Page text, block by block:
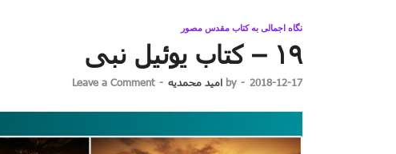
نگاه اجمالی به کتاب مقدس مصور
۱۹ – کتاب یوئیل نبی
2018-12-17
-
by امید محمدیه -
Leave a Comment